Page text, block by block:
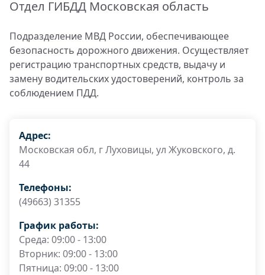
Отдел ГИБДД Московская область
Подразделение МВД России, обеспечивающее
безопасность дорожного движения. Осуществляет
регистрацию транспортных средств, выдачу и
замену водительских удостоверений, контроль за
соблюдением ПДД.
Адрес:
Московская обл, г Луховицы, ул Жуковского, д.
44
Телефоны:
(49663) 31355
График работы:
Среда: 09:00 - 13:00
Вторник: 09:00 - 13:00
Пятница: 09:00 - 13:00